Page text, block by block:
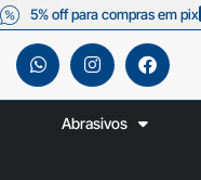
5% off para compras em pix
Abrasivos